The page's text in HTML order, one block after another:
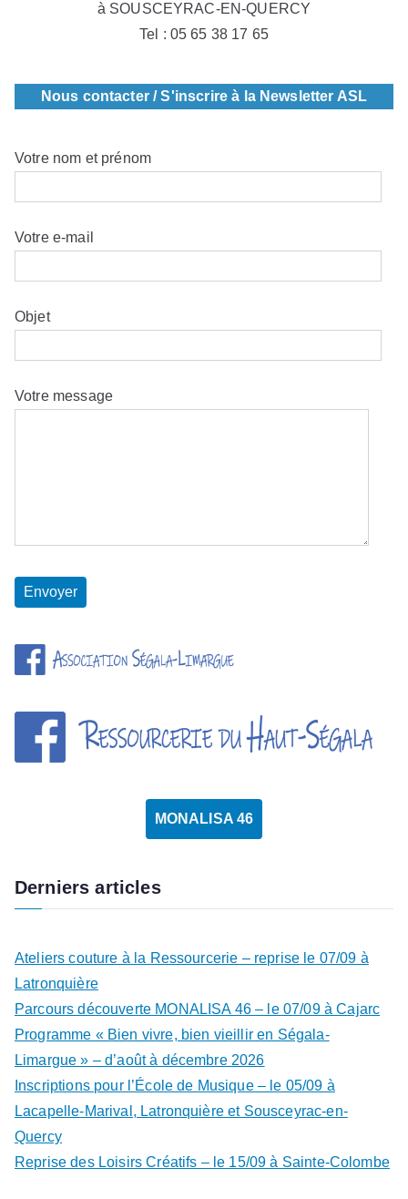
à SOUSCEYRAC-EN-QUERCY
Tel : 05 65 38 17 65
Nous contacter / S'inscrire à la Newsletter ASL
Votre nom et prénom
Votre e-mail
Objet
Votre message
MONALISA 46
Derniers articles
Ateliers couture à la Ressourcerie – reprise le 07/09 à
Latronquière
Parcours découverte MONALISA 46 – le 07/09 à Cajarc
Programme « Bien vivre, bien vieillir en Ségala-
Limargue » – d’août à décembre 2026
Inscriptions pour l’École de Musique – le 05/09 à
Lacapelle-Marival, Latronquière et Sousceyrac-en-
Quercy
Reprise des Loisirs Créatifs – le 15/09 à Sainte-Colombe